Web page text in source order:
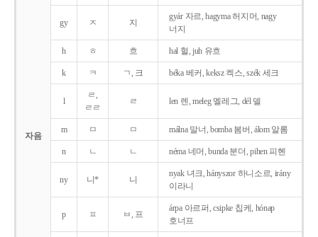
자음
gy ㅈ 지
gyár 자르, hagyma 허지머, nagy
너지
h ㅎ 흐 hal 헐, juh 유흐
k ㅋ ㄱ, 크 béka 베커, keksz 켁스, szék 세크
l
ㄹ,
ㄹㄹ
ㄹ len 렌, meleg 멜레그, dél 델
m ㅁ ㅁ málna 말너, bomba 봄버, álom 알롬
n ㄴ ㄴ néma 네머, bunda 분더, pihen 피헨
ny 니* 니
nyak 녀크, hányszor 하니소르, irány
이라니
p ㅍ ㅂ, 프
árpa 아르퍼, csipke 칩케, hónap
호너프